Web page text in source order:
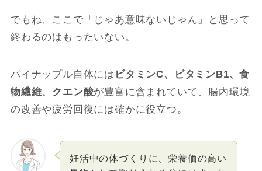
でもね、ここで「じゃあ意味ないじゃん」と思って
終わるのはもったいない。
パイナップル自体には ビタミンC、ビタミンB1、食
物繊維、クエン酸が豊富に含まれていて、腸内環境
の改善や疲労回復には確かに役立つ。
妊活中の体づくりに、栄養価の高い